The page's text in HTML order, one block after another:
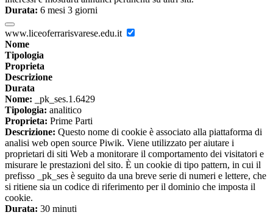
Durata: 6 mesi 3 giorni
www.liceoferrarisvarese.edu.it
Nome
Tipologia
Proprieta
Descrizione
Durata
Nome: _pk_ses.1.6429
Tipologia: analitico
Proprieta: Prime Parti
Descrizione: Questo nome di cookie è associato alla piattaforma di
analisi web open source Piwik. Viene utilizzato per aiutare i
proprietari di siti Web a monitorare il comportamento dei visitatori e
misurare le prestazioni del sito. È un cookie di tipo pattern, in cui il
prefisso _pk_ses è seguito da una breve serie di numeri e lettere, che
si ritiene sia un codice di riferimento per il dominio che imposta il
cookie.
Durata: 30 minuti